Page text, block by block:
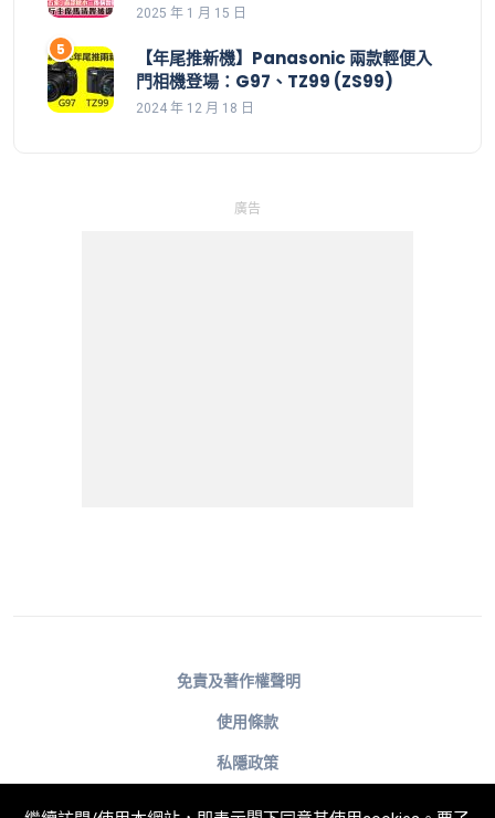
2025 年 1 月 15 日
【年尾推新機】Panasonic 兩款輕便入
門相機登場：G97、TZ99 (ZS99)
2024 年 12 月 18 日
廣告
免責及著作權聲明
使用條款
私隱政策